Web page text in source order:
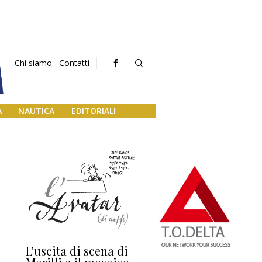
Chi siamo Contatti
NAUTICA EDITORIALI
L’uscita di scena di Darsena a Europa,